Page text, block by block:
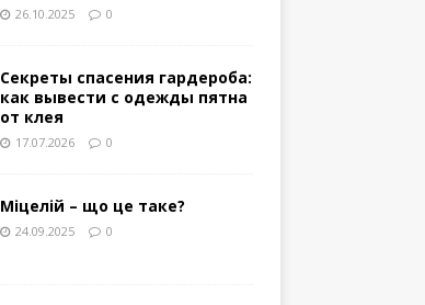
26.10.2025 0
Секреты спасения гардероба:
как вывести с одежды пятна
от клея
17.07.2026 0
Міцелій – що це таке?
24.09.2025 0